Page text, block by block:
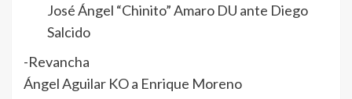
José Ángel “Chinito” Amaro DU ante Diego
Salcido
-Revancha
Ángel Aguilar KO a Enrique Moreno